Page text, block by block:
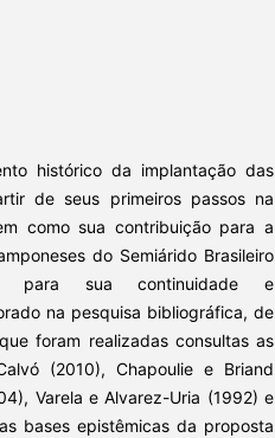
histórico da implantação das
de seus primeiros passos na
como sua contribuição para a
do Semiárido Brasileiro
para sua continuidade e
na pesquisa bibliográfica, de
foram realizadas consultas as
(2010), Chapoulie e Briand
Varela e Alvarez-Uria (1992) e
bases epistêmicas da proposta